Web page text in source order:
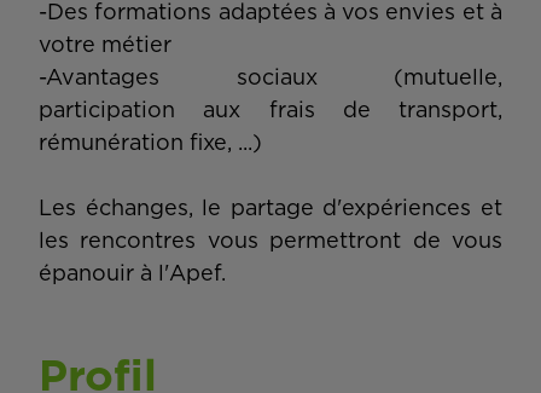
-Des formations adaptées à vos envies et à
votre métier
-Avantages sociaux (mutuelle,
participation aux frais de transport,
rémunération fixe, ...)
Les échanges, le partage d'expériences et
les rencontres vous permettront de vous
épanouir à l'Apef.
Profil